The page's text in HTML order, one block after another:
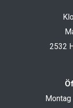
2532
Montag